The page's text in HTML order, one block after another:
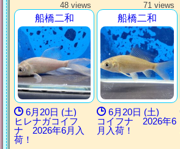
48 views
船橋二和
6月20日 (土)
ヒレナガコイフ
ナ 2026年6月入
荷！
71 views
船橋二和
6月20日 (土)
コイフナ 2026年6
月入荷！